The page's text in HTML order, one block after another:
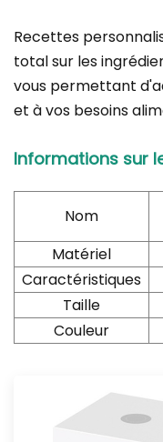
Recettes
total sur les
vous permettant
et à vos besoins
Informations sur
Nom
Matériel
Caractéristiques
Taille
Couleur